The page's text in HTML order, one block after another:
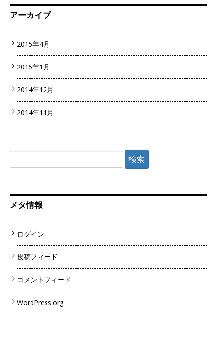
アーカイブ
2015年4月
2015年1月
2014年12月
2014年11月
索:
メタ情報
ログイン
投稿フィード
コメントフィード
WordPress.org